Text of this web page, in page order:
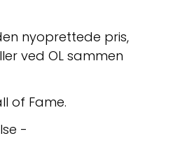
nyoprettede pris,
ved OL sammen
of Fame.